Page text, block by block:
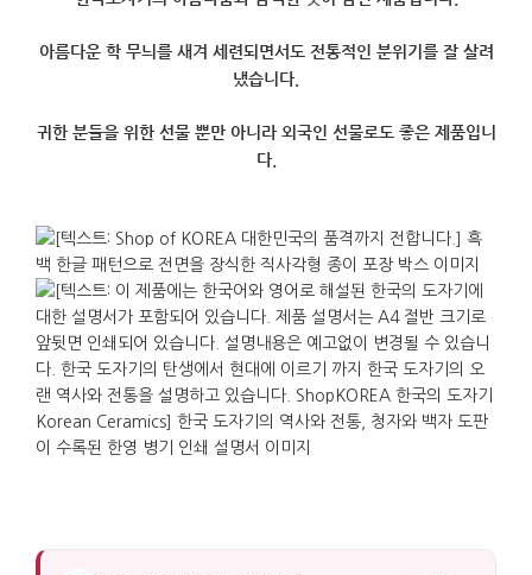
아름다운학 무늬를 새겨 세련되면서도 전통적인 분위기를 잘 살려
냈습니다
귀한 분들을 위한 선물 뿐만 아니라 외국인 선물로도 좋은 제품입니
다.